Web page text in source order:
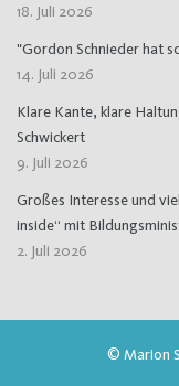
18. Juli 2026
"Gordon Schnieder hat
14. Juli 2026
Klare Kante, klare
Schwickert
9. Juli 2026
Großes Interesse und
inside“ mit
2. Juli 2026
© Marion